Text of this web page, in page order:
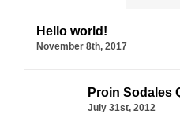
Hello world!
November 8th, 2017
Proin Sodales
July 31st, 2012